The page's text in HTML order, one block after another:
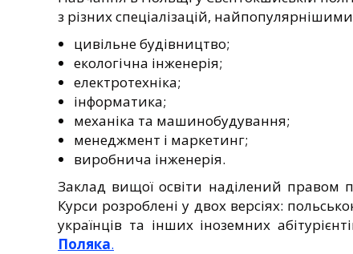
з різних спеціалізацій,
цивільне будівництво;
екологічна інженерія;
електротехніка;
інформатика;
механіка та машинобудування;
менеджмент і маркетинг;
виробнича інженерія.
Заклад вищої освіти наділений правом
Курси розроблені у двох версіях:
українців та інших іноземних
Поляка.